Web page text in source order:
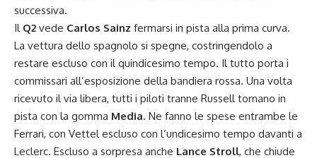
successiva.
Il Q2 vede Carlos Sainz fermarsi in pista alla prima curva.
La vettura dello spagnolo si spegne, costringendolo a
restare escluso con il quindicesimo tempo. Il tutto porta i
commissari all’esposizione della bandiera rossa. Una volta
ricevuto il via libera, tutti i piloti tranne Russell tornano in
pista con la gomma Media. Ne fanno le spese entrambe le
Ferrari, con Vettel escluso con l’undicesimo tempo davanti a
Leclerc. Escluso a sorpresa anche Lance Stroll, che chiude